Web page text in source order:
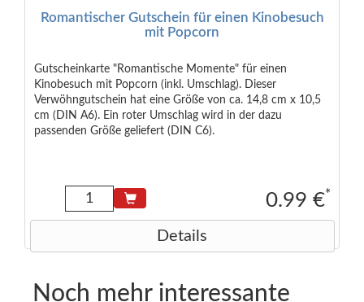
Romantischer Gutschein für einen Kinobesuch
mit Popcorn
Gutscheinkarte "Romantische Momente" für einen
Kinobesuch mit Popcorn (inkl. Umschlag). Dieser
Verwöhngutschein hat eine Größe von ca. 14,8 cm x 10,5
cm (DIN A6). Ein roter Umschlag wird in der dazu
passenden Größe geliefert (DIN C6).
0.99 €*
Details
Noch mehr interessante